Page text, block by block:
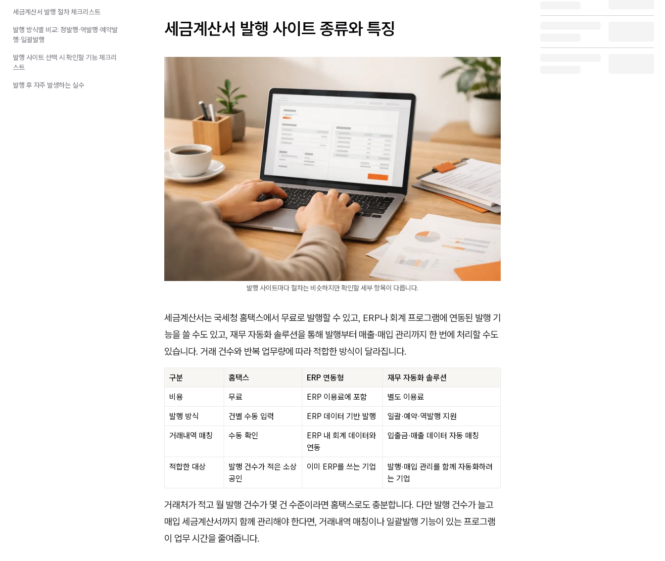
세금계산서 발행 사이트 종류와 특징
발행 사이트마다 절차는 비슷하지만 확인할 세부 항목이 다릅니다.
세금계산서는 국세청 홈택스에서 무료로 발행할 수 있고, ERP나 회계 프로그램에 연동된 발행 기
능을 쓸 수도 있고, 재무 자동화 솔루션을 통해 발행부터 매출·매입 관리까지 한 번에 처리할 수도
있습니다. 거래 건수와 반복 업무량에 따라 적합한 방식이 달라집니다.
구분 홈택스 ERP 연동형
재무 자동화 솔루션
비용
무료 ERP 이용료에 포함
별도 이용료
발행 방식
건별 수동 입력 ERP 데이터 기반 발행
일괄·예약·역발행 지원
거래내역 매칭
수동 확인
ERP 내 회계 데이터와
연동
입출금·매출 데이터 자동 매칭
적합한 대상
발행 건수가 적은 소상
공인
이미 ERP를 쓰는 기업
발행·매입 관리를 함께 자동화하려
는 기업
거래처가 적고 월 발행 건수가 몇 건 수준이라면 홈택스로도 충분합니다. 다만 발행 건수가 늘고
매입 세금계산서까지 함께 관리해야 한다면, 거래내역 매칭이나 일괄발행 기능이 있는 프로그램
이 업무 시간을 줄여줍니다.
세금계산서 발행 절차 체크리스트
발행 방식별 비교: 정발행·역발행·예약발
행·일괄발행
발행 사이트 선택 시 확인할 기능 체크리
스트
발행 후 자주 발생하는 실수